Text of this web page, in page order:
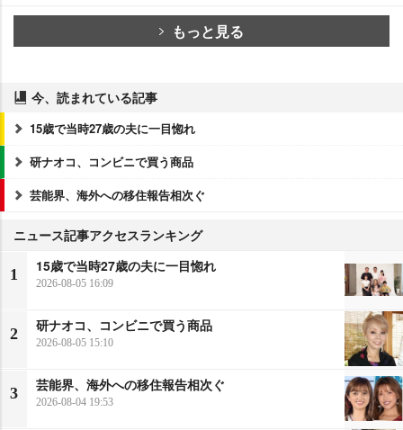
もっと見る
今、読まれている記事
15歳で当時27歳の夫に一目惚れ
研ナオコ、コンビニで買う商品
芸能界、海外への移住報告相次ぐ
ニュース記事アクセスランキング
1
15歳で当時27歳の夫に一目惚れ
2026-08-05 16:09
2
研ナオコ、コンビニで買う商品
2026-08-05 15:10
3
芸能界、海外への移住報告相次ぐ
2026-08-04 19:53